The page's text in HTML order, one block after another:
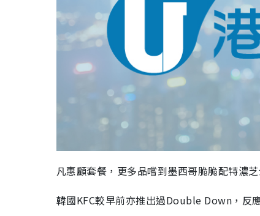
凡惠顧套餐，更多品嚐到墨西哥脆脆配特濃
韓國KFC較早前亦推出過Double Down，反